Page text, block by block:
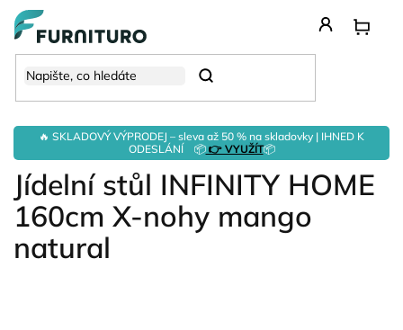
Přejít
obsah
🔥 SKLADOVÝ VÝPRODEJ – sleva až 50 % na skladovky | IHNED K
ODESLÁNÍ 📦👉 VYUŽÍT📦
Hledat
Jídelní stůl INFINITY HOME
160cm X-nohy mango
natural